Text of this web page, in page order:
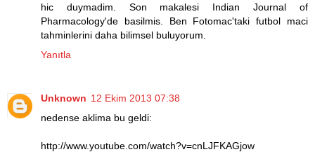
hic duymadim. Son makalesi Indian Journal of
Pharmacology'de basilmis. Ben Fotomac'taki futbol maci
tahminlerini daha bilimsel buluyorum.
Yanıtla
Unknown 12 Ekim 2013 07:38
nedense aklima bu geldi:
http://www.youtube.com/watch?v=cnLJFKAGjow